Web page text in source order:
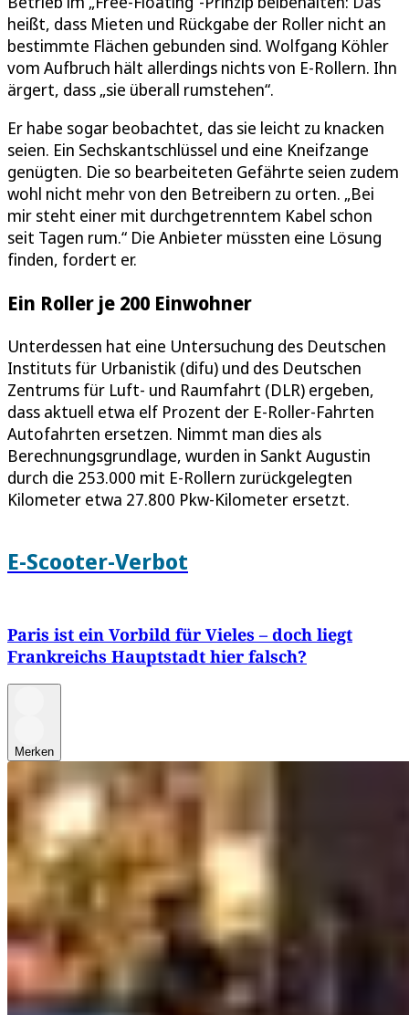
heißt, dass Mieten und Rückgabe der Roller nicht an
bestimmte Flächen gebunden sind. Wolfgang Köhler
vom Aufbruch hält allerdings nichts von E-Rollern. Ihn
ärgert, dass „sie überall rumstehen“.
Er habe sogar beobachtet, das sie leicht zu knacken
seien. Ein Sechskantschlüssel und eine Kneifzange
genügten. Die so bearbeiteten Gefährte seien zudem
wohl nicht mehr von den Betreibern zu orten. „Bei
mir steht einer mit durchgetrenntem Kabel schon
seit Tagen rum.“ Die Anbieter müssten eine Lösung
finden, fordert er.
Ein Roller je 200 Einwohner
Unterdessen hat eine Untersuchung des Deutschen
Instituts für Urbanistik (difu) und des Deutschen
Zentrums für Luft- und Raumfahrt (DLR) ergeben,
dass aktuell etwa elf Prozent der E-Roller-Fahrten
Autofahrten ersetzen. Nimmt man dies als
Berechnungsgrundlage, wurden in Sankt Augustin
durch die 253.000 mit E-Rollern zurückgelegten
Kilometer etwa 27.800 Pkw-Kilometer ersetzt.
E-Scooter-Verbot
Paris ist ein Vorbild für Vieles – doch liegt
Frankreichs Hauptstadt hier falsch?
Merken